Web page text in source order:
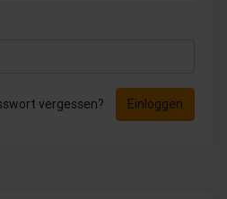
vergessen? Einloggen